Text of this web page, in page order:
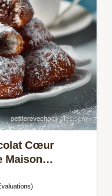
Cœur
Maison